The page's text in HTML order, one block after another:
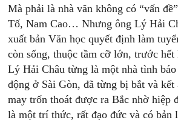
Mà phải là nhà văn không có “vấn
Tố, Nam Cao… Nhưng ông Lý Hải
xuất bản Văn học quyết định làm
còn sống, thuộc tầm cỡ lớn, trước hết
Lý Hải Châu từng là một nhà tình báo
động ở Sài Gòn, đã từng bị bắt và
may trốn thoát được ra Bắc nhờ hiệp
là một trí thức, rất đạo đức và có bản